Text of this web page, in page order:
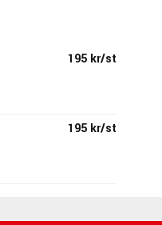
195 kr/st
195 kr/st